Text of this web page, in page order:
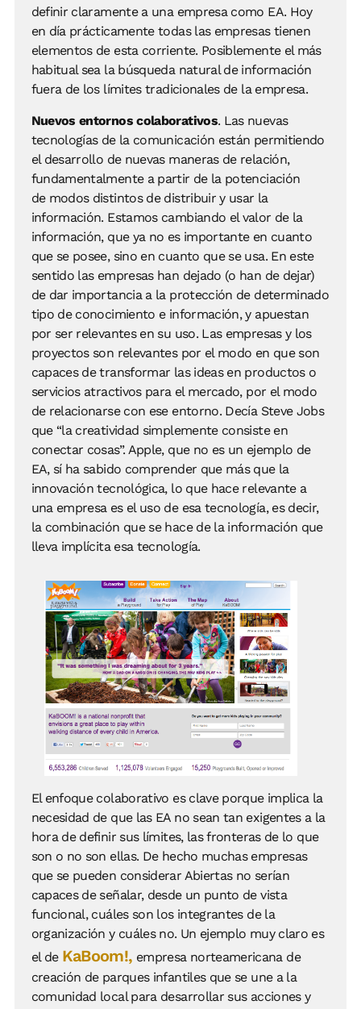
definir claramente a una empresa como EA. Hoy
en día prácticamente todas las empresas tienen
elementos de esta corriente. Posiblemente el más
habitual sea la búsqueda natural de información
fuera de los límites tradicionales de la empresa.
Nuevos entornos colaborativos. Las nuevas
tecnologías de la comunicación están permitiendo
el desarrollo de nuevas maneras de relación,
fundamentalmente a partir de la potenciación
de modos distintos de distribuir y usar la
información. Estamos cambiando el valor de la
información, que ya no es importante en cuanto
que se posee, sino en cuanto que se usa. En este
sentido las empresas han dejado (o han de dejar)
de dar importancia a la protección de determinado
tipo de conocimiento e información, y apuestan
por ser relevantes en su uso. Las empresas y los
proyectos son relevantes por el modo en que son
capaces de transformar las ideas en productos o
servicios atractivos para el mercado, por el modo
de relacionarse con ese entorno. Decía Steve Jobs
que “la creatividad simplemente consiste en
conectar cosas”. Apple, que no es un ejemplo de
EA, sí ha sabido comprender que más que la
innovación tecnológica, lo que hace relevante a
una empresa es el uso de esa tecnología, es decir,
la combinación que se hace de la información que
lleva implícita esa tecnología.
El enfoque colaborativo es clave porque implica la
necesidad de que las EA no sean tan exigentes a la
hora de definir sus límites, las fronteras de lo que
son o no son ellas. De hecho muchas empresas
que se pueden considerar Abiertas no serían
capaces de señalar, desde un punto de vista
funcional, cuáles son los integrantes de la
organización y cuáles no. Un ejemplo muy claro es
el de KaBoom!, empresa norteamericana de
creación de parques infantiles que se une a la
comunidad local para desarrollar sus acciones y